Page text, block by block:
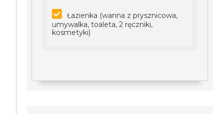
Łazienka (wanna z prysznicowa,
umywalka, toaleta, 2 ręczniki,
kosmetyki)